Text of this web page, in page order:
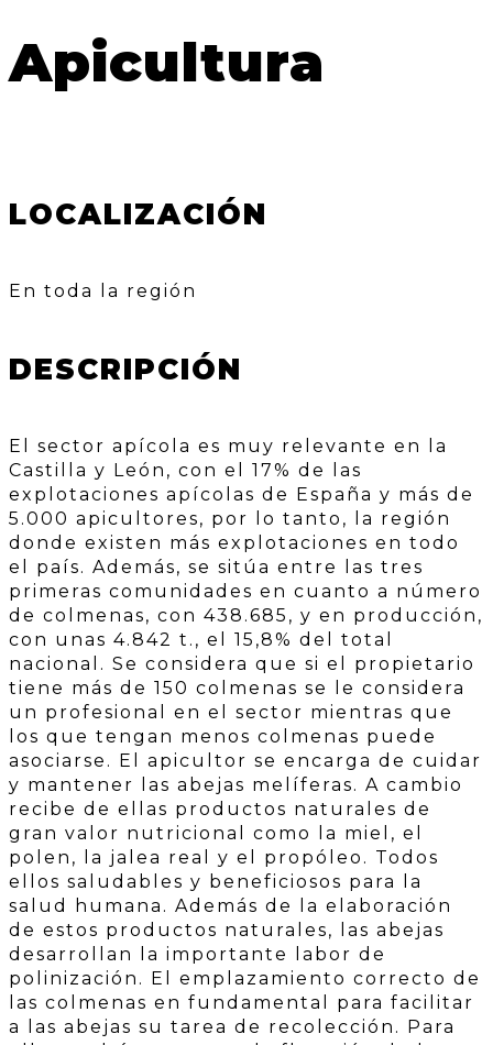
Apicultura
LOCALIZACIÓN
En toda la región
DESCRIPCIÓN
El sector apícola es muy relevante en la
Castilla y León, con el 17% de las
explotaciones apícolas de España y más de
5.000 apicultores, por lo tanto, la región
donde existen más explotaciones en todo
el país. Además, se sitúa entre las tres
primeras comunidades en cuanto a número
de colmenas, con 438.685, y en producción,
con unas 4.842 t., el 15,8% del total
nacional. Se considera que si el propietario
tiene más de 150 colmenas se le considera
un profesional en el sector mientras que
los que tengan menos colmenas puede
asociarse. El apicultor se encarga de cuidar
y mantener las abejas melíferas. A cambio
recibe de ellas productos naturales de
gran valor nutricional como la miel, el
polen, la jalea real y el propóleo. Todos
ellos saludables y beneficiosos para la
salud humana. Además de la elaboración
de estos productos naturales, las abejas
desarrollan la importante labor de
polinización. El emplazamiento correcto de
las colmenas en fundamental para facilitar
a las abejas su tarea de recolección. Para